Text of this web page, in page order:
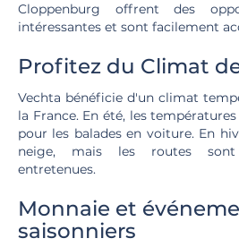
Cloppenburg offrent des
intéressantes et sont facilement
Profitez du Climat
Vechta bénéficie d'un climat
la France. En été, les
pour les balades en voiture. En
neige, mais les routes sont
entretenues.
Monnaie et
saisonniers